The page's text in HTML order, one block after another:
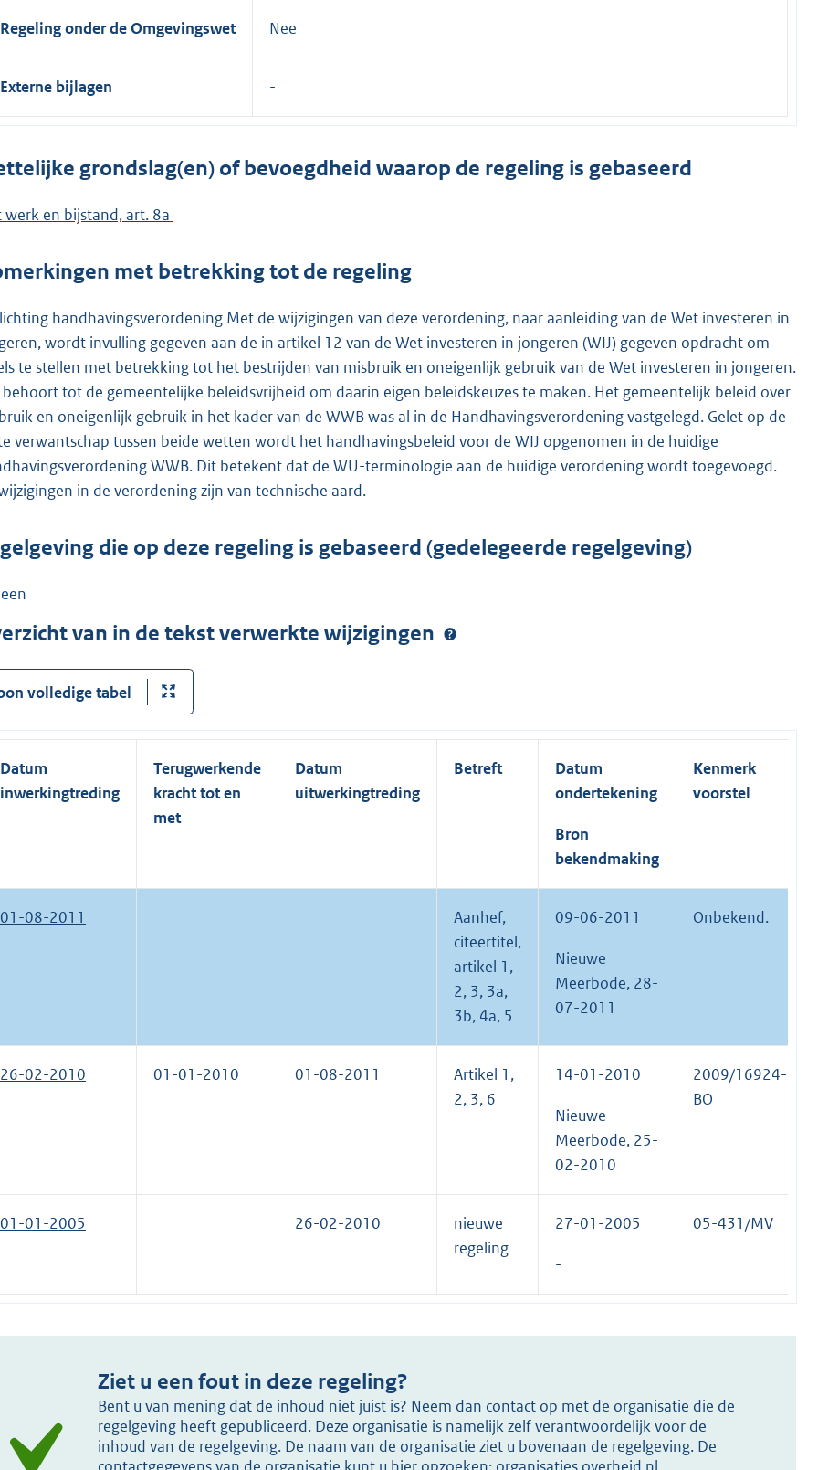
Regeling onder de Omgevingswet Nee
Externe bijlagen
grondslag(en) of bevoegdheid waarop de regeling is gebaseerd
werk en bijstand, art. 8a
met betrekking tot de regeling
handhavingsverordening Met de wijzigingen van deze verordening, naar aanleiding van de Wet investeren in
wordt invulling gegeven aan de in artikel 12 van de Wet investeren in jongeren (WIJ) gegeven opdracht om
te stellen met betrekking tot het bestrijden van misbruik en oneigenlijk gebruik van de Wet investeren in jongeren.
tot de gemeentelijke beleidsvrijheid om daarin eigen beleidskeuzes te maken. Het gemeentelijk beleid over
en oneigenlijk gebruik in het kader van de WWB was al in de Handhavingsverordening vastgelegd. Gelet op de
verwantschap tussen beide wetten wordt het handhavingsbeleid voor de WIJ opgenomen in de huidige
WWB. Dit betekent dat de WU-terminologie aan de huidige verordening wordt toegevoegd.
in de verordening zijn van technische aard.
die op deze regeling is gebaseerd (gedelegeerde regelgeving)
van in de tekst verwerkte wijzigingen
volledige tabel
Datum
inwerkingtreding
Terugwerkende
kracht tot en
met
Datum
uitwerkingtreding
Betreft
Datum
ondertekening
Bron
bekendmaking
Kenmerk
voorstel
01-08-2011
Aanhef,
citeertitel,
artikel 1,
2, 3, 3a,
3b, 4a, 5
09-06-2011
Nieuwe
Meerbode, 28-
07-2011
Onbekend.
26-02-2010 01-01-2010 01-08-2011
Artikel 1,
2, 3, 6
14-01-2010
Nieuwe
Meerbode, 25-
02-2010
2009/16924-
BO
01-01-2005 26-02-2010
nieuwe
regeling
27-01-2005
-
05-431/MV
Ziet u een fout in deze regeling?
Bent u van mening dat de inhoud niet juist is? Neem dan contact op met de organisatie die de
regelgeving heeft gepubliceerd. Deze organisatie is namelijk zelf verantwoordelijk voor de
inhoud van de regelgeving. De naam van de organisatie ziet u bovenaan de regelgeving. De